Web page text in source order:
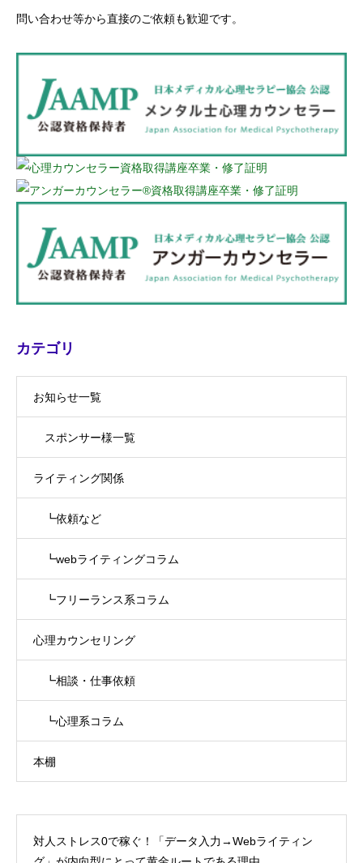
問い合わせ等から直接のご依頼も歓迎です。
カテゴリ
お知らせ一覧
スポンサー様一覧
ライティング関係
┗依頼など
┗webライティングコラム
┗フリーランス系コラム
心理カウンセリング
┗相談・仕事依頼
┗心理系コラム
本棚
対人ストレス0で稼ぐ！「データ入力→Webライティン